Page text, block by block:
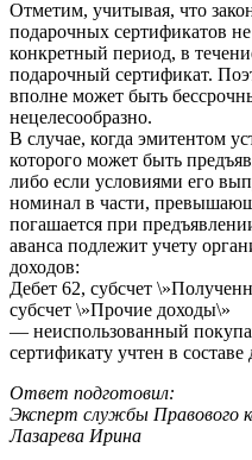
Отметим, учитывая, что
подарочных сертификатов
конкретный период, в
подарочный сертификат.
вполне может быть
нецелесообразно.
В случае, когда эмитентом
которого может быть
либо если условиями его
номинал в части,
погашается при
аванса подлежит учету
доходов:
Дебет 62, субсчет
субсчет \»Прочие доходы\»
— неиспользованный
сертификату учтен в составе
Ответ подготовил:
Эксперт службы Правового
Лазарева Ирина